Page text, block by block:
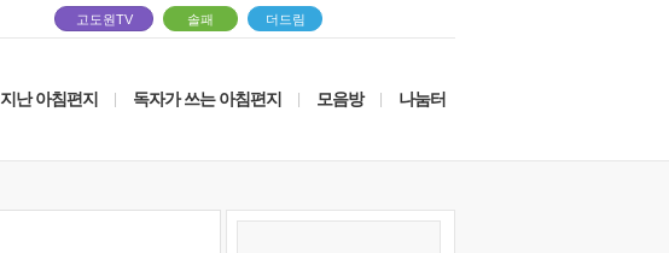
고도원TV 솔패 더드림
지난 아침편지 독자가 쓰는 아침편지 모음방 나눔터